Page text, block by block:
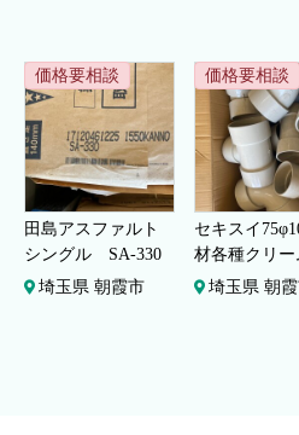
価格要相談
田島アスファルト
シングル SA-330
埼玉県 朝霞市
価格要相談
セキスイ
材各種クリー
埼玉県 朝